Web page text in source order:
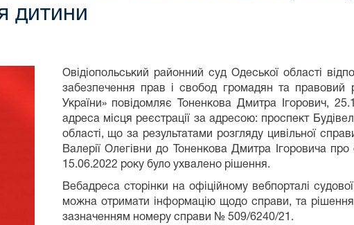
дитини
Овідіопольський районний суд Одеської області
забезпечення прав і свобод громадян та правовий
України» повідомляє Тоненкова Дмитра Ігорович,
адреса місця реєстрації за адресою: проспект
області, що за результатами розгляду цивільної
Валерії Олегівни до Тоненкова Дмитра Ігоровича
15.06.2022 року було ухвалено рішення.
Вебадреса сторінки на офіційному вебпорталі
можна отримати інформацію щодо справи, та
зазначенням номеру справи № 509/6240/21.